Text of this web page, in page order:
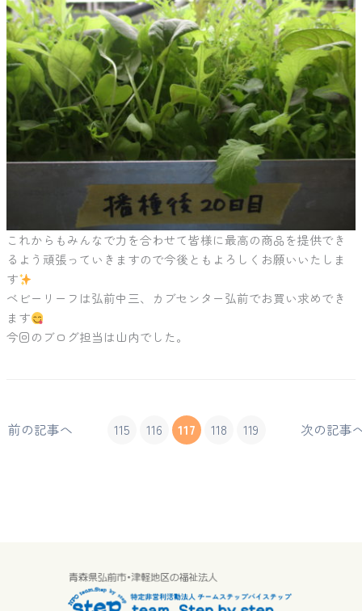
これからもみんなで力を合わせて皆様に最高の商品を提供でき
るよう頑張っていきますので今後ともよろしくお願いいたしま
す
ベビーリーフは弘前中三、カブセンター弘前でお買い求めでき
ます
今回のブログ担当は山内でした。
前の記事へ 115 116 117 118 119 次の記事